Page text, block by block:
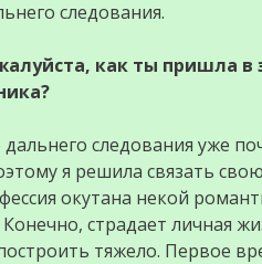
следования.
как ты пришла
следования уже
я решила связать
окутана некой
страдает личная
тяжело. Первое